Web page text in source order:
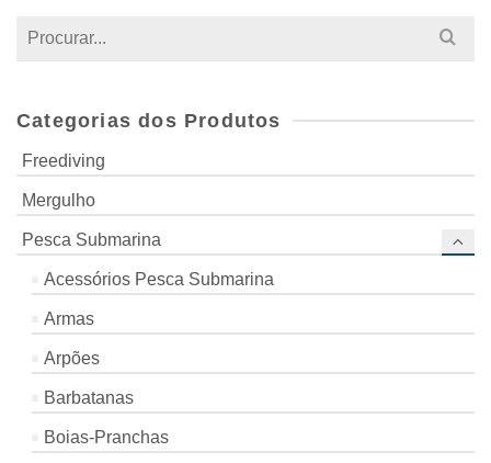
Search
Categorias dos Produtos
Freediving
Mergulho
Pesca Submarina
Acessórios Pesca Submarina
Armas
Arpões
Barbatanas
Boias-Pranchas